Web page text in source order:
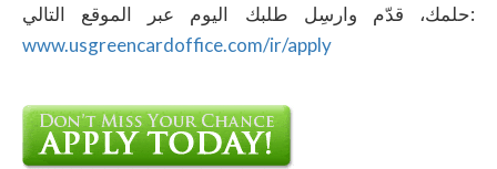
حلمك، قدّم وارسِل طلبك اليوم عبر الموقع التالي:
www.usgreencardoffice.com/ir/apply